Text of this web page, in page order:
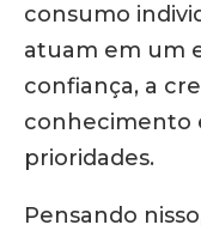
consumo
atuam em um
confiança, a
conhecimento
prioridades.
Pensando